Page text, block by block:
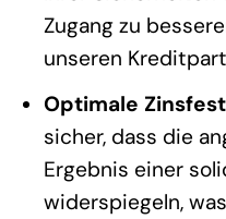
Zugang zu
unseren
Optimale
sicher, dass die
Ergebnis einer
widerspiegeln,